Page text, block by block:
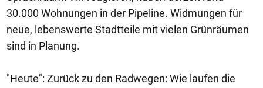
30.000 Wohnungen in der Pipeline. Widmungen für
neue, lebenswerte Stadtteile mit vielen Grünräumen
sind in Planung.
"Heute": Zurück zu den Radwegen: Wie laufen die